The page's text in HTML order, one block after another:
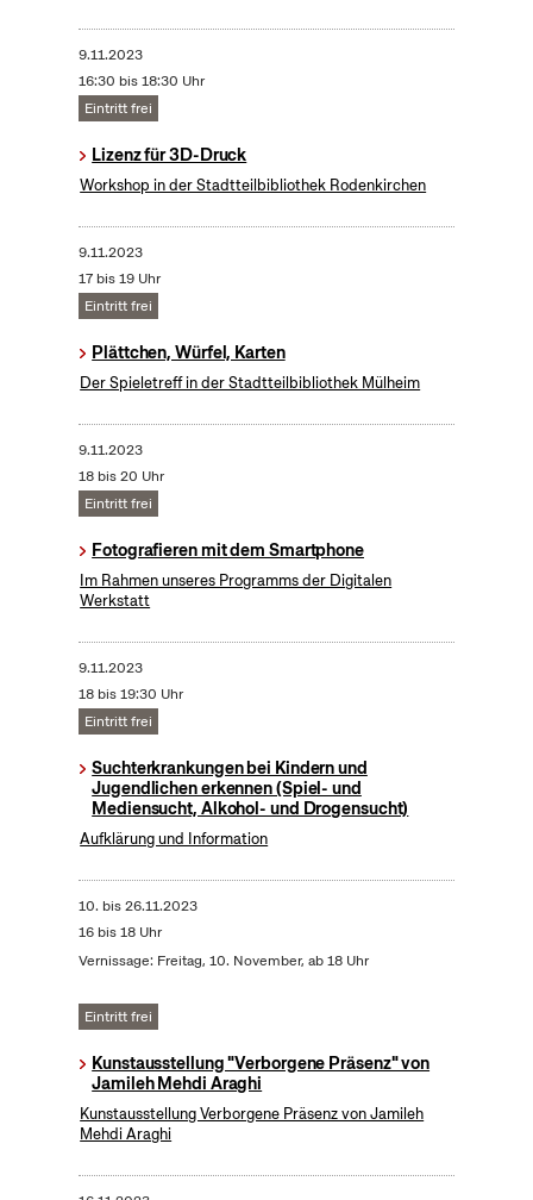
9.11.2023
16:30 bis 18:30 Uhr
Eintritt frei
Lizenz für 3D-Druck
Workshop in der Stadtteilbibliothek Rodenkirchen
9.11.2023
17 bis 19 Uhr
Eintritt frei
Plättchen, Würfel, Karten
Der Spieletreff in der Stadtteilbibliothek Mülheim
9.11.2023
18 bis 20 Uhr
Eintritt frei
Fotografieren mit dem Smartphone
Im Rahmen unseres Programms der Digitalen
Werkstatt
9.11.2023
18 bis 19:30 Uhr
Eintritt frei
Suchterkrankungen bei Kindern und
Jugendlichen erkennen (Spiel- und
Mediensucht, Alkohol- und Drogensucht)
Aufklärung und Information
10. bis26.11.2023
16 bis 18 Uhr
Vernissage: Freitag, 10. November, ab 18 Uhr
Eintritt frei
Kunstausstellung "Verborgene Präsenz" von
Jamileh Mehdi Araghi
Kunstausstellung Verborgene Präsenz von Jamileh
Mehdi Araghi